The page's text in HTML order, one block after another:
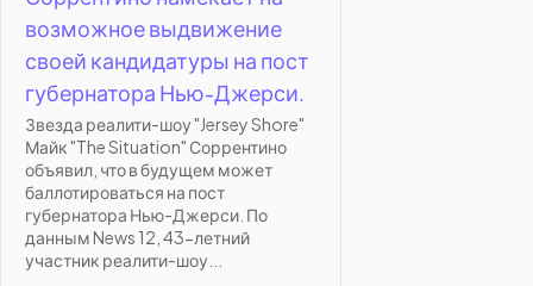
возможное выдвижение
своей кандидатуры на пост
губернатора Нью-Джерси.
Звезда реалити-шоу "Jersey Shore"
Майк "The Situation" Соррентино
объявил, что в будущем может
баллотироваться на пост
губернатора Нью-Джерси. По
данным News 12, 43-летний
участник реалити-шоу...